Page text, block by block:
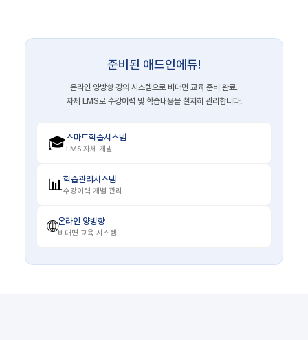
준비된 애드인에듀!
온라인 양방향 강의 시스템으로 비대면 교육 준비 완료.
자체 LMS로 수강이력 및 학습내용을 철저히 관리합니다.
🎓스마트학습시스템
LMS 자체 개발
📊 학습관리시스템
수강이력 개별 관리
🌐온라인 양방향
비대면 교육 시스템